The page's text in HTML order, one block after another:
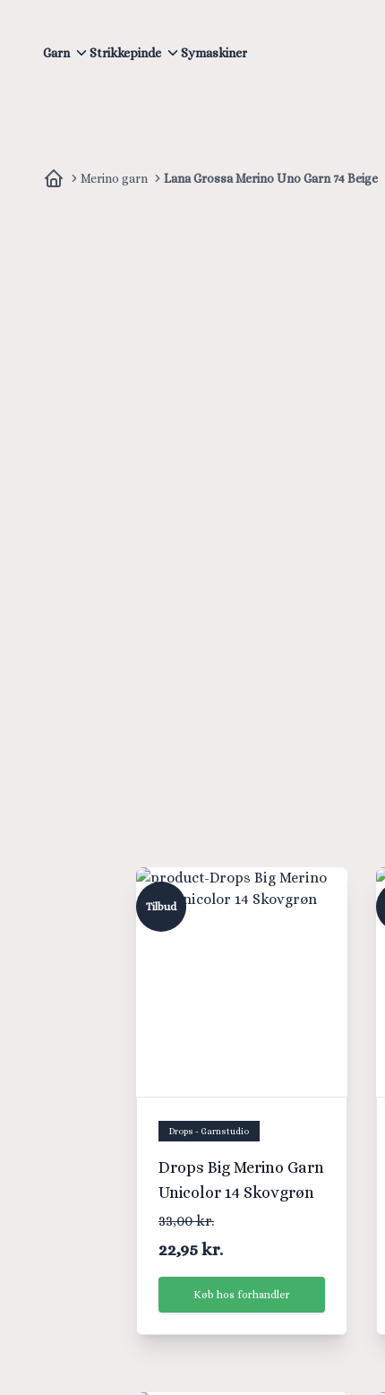
Garn Strikkepinde
Symaskiner
Merino garn Lana Grossa Merino Uno Garn 74 Beige
Tilbud
Drops - Garnstudio
Drops Big Merino Garn
Unicolor 14 Skovgrøn
33,00 kr.
22,95 kr.
Køb hos forhandler